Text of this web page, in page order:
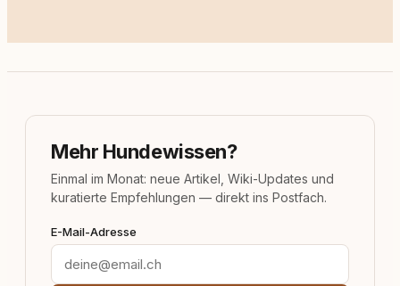
Mehr Hundewissen?
Einmal im Monat: neue Artikel, Wiki-Updates und
kuratierte Empfehlungen — direkt ins Postfach.
E-Mail-Adresse